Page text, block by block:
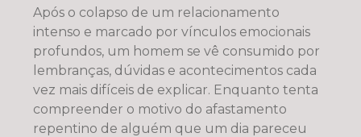
Após o colapso de um relacionamento
intenso e marcado por vínculos emocionais
profundos, um homem se vê consumido por
lembranças, dúvidas e acontecimentos cada
vez mais difíceis de explicar. Enquanto tenta
compreender o motivo do afastamento
repentino de alguém que um dia pareceu